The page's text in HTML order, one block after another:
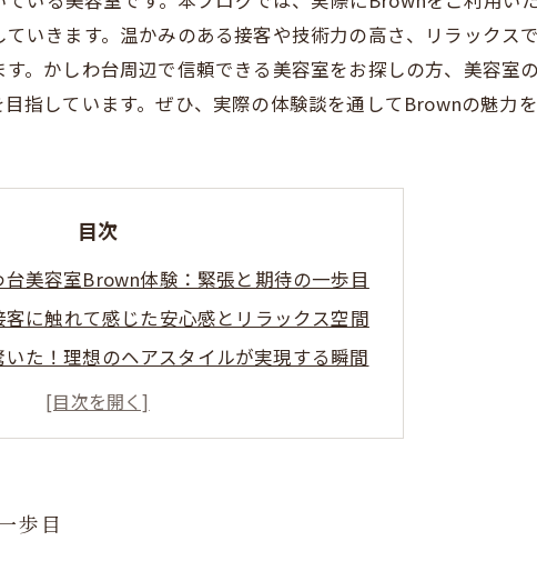
いきます。温かみのある接客や技術力の高さ、リラックス
。かしわ台周辺で信頼できる美容室をお探しの方、美容室
指しています。ぜひ、実際の体験談を通してBrownの魅力を
目次
美容室Brown体験：緊張と期待の一歩目
に触れて感じた安心感とリラックス空間
た！理想のヘアスタイルが実現する瞬間
口コミから見るBrownの本当の魅力とは？
びに迷ったらBrownがおすすめな理由
で叶えた理想のヘアスタイルと満足度
歩目